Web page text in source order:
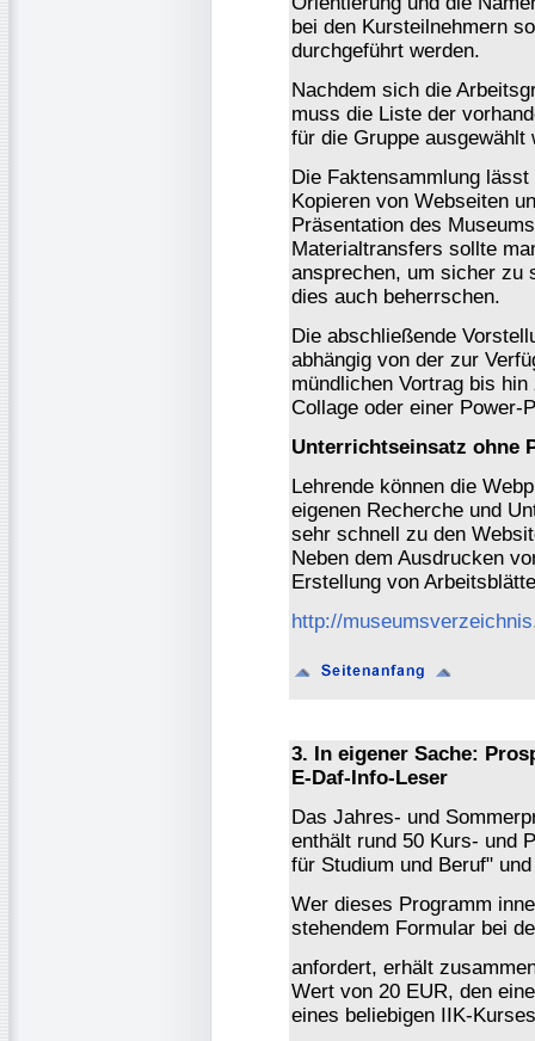
bei den Kursteilnehmern
durchgeführt werden.
Nachdem sich die
muss die Liste der
für die Gruppe ausgewählt
Die Faktensammlung
Kopieren von Webseiten
Präsentation des
Materialtransfers sollte
ansprechen, um sicher zu
dies auch beherrschen.
Die abschließende
abhängig von der zur
mündlichen Vortrag bis
Collage oder einer Power-
Unterrichtseinsatz ohne
Lehrende können die
eigenen Recherche und
sehr schnell zu den
Neben dem Ausdrucken
Erstellung von
http://
3. In eigener Sache:
E-Daf-Info-Leser
Das Jahres- und
enthält rund 50 Kurs- und
für Studium und Beruf"
Wer dieses Programm
stehendem Formular bei
anfordert, erhält
Wert von 20 EUR, den
eines beliebigen IIK-